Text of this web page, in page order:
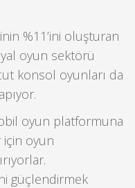
%11’ini oluşturan
oyun sektörü
konsol oyunları da
oyun platformuna
için oyun
güçlendirmek